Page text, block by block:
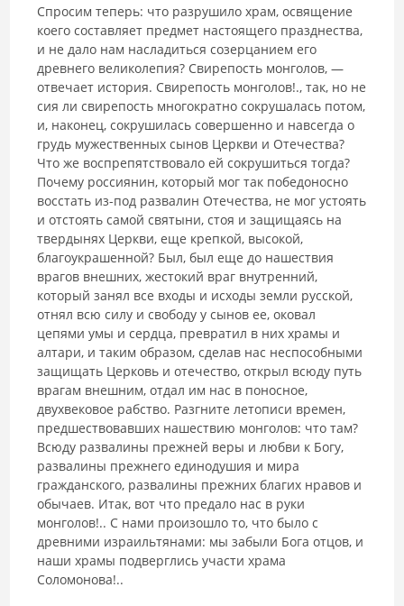
Спросим теперь: что разрушило храм, освящение
коего составляет предмет настоящего празднества,
и не дало нам насладиться созерцани­ем его
древнего великолепия? Свирепость монголов, —
отвечает история. Свирепость монголов!., так, но не
сия ли свирепость многократно со­крушалась потом,
и, наконец, сокрушилась совершенно и навсегда о
грудь мужественных сынов Церкви и Отечества?
Что же воспрепятствовало ей сокрушиться тогда?
Почему россиянин, который мог так победоносно
восстать из-под развалин Отечества, не мог устоять
и отстоять самой свя­тыни, стоя и защищаясь на
твердынях Церкви, еще крепкой, высокой,
благоукрашенной? Был, был еще до нашествия
врагов внешних, жесто­кий враг внутренний,
который занял все входы и исходы земли рус­ской,
отнял всю силу и свободу у сынов ее, оковал
цепями умы и сердца, превратил в них храмы и
алтари, и таким образом, сделав нас неспособ­ными
защищать Церковь и отечество, открыл всюду путь
врагам внешним, отдал им нас в поносное,
двухвековое рабство. Разгните летописи вре­мен,
предшествовавших нашествию монголов: что там?
Всюду развали­ны прежней веры и любви к Богу,
развалины прежнего единодушия и мира
гражданского, развалины прежних благих нравов и
обычаев. Итак, вот что предало нас в руки
монголов!.. С нами произошло то, что было с
древними израильтянами: мы забыли Бога отцов, и
наши храмы подверг­лись участи храма
Соломонова!..